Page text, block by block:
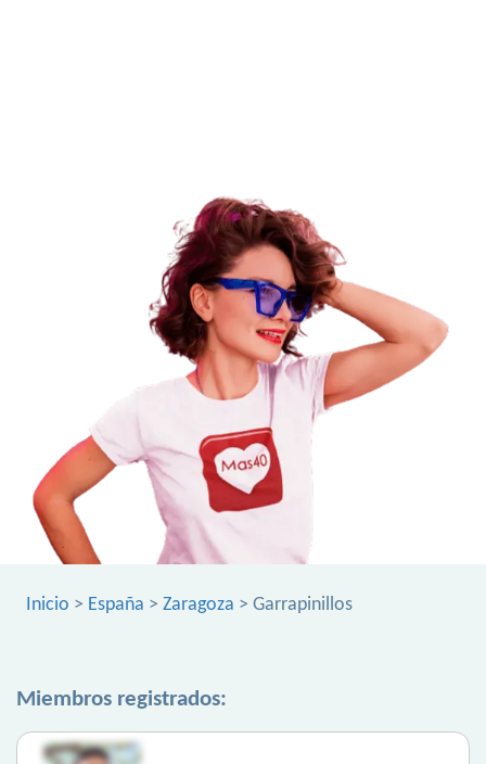
Inicio > España > Zaragoza > Garrapinillos
Miembros registrados: